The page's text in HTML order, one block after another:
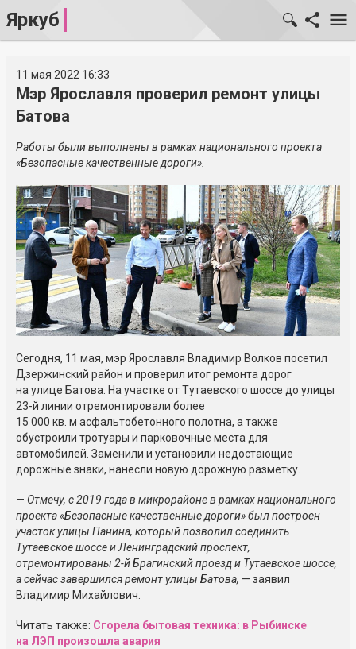
Яркуб
11 мая 2022 16:33
Мэр Ярославля проверил ремонт улицы
Батова
Работы были выполнены в рамках национального проекта
«Безопасные качественные дороги».
Сегодня, 11 мая, мэр Ярославля Владимир Волков посетил
Дзержинский район и проверил итог ремонта дорог
на улице Батова. На участке от Тутаевского шоссе до улицы
23-й линии отремонтировали более
15 000 кв. м асфальтобетонного полотна, а также
обустроили тротуары и парковочные места для
автомобилей. Заменили и установили недостающие
дорожные знаки, нанесли новую дорожную разметку.
— Отмечу, с 2019 года в микрорайоне в рамках национального
проекта «Безопасные качественные дороги» был построен
участок улицы Панина, который позволил соединить
Тутаевское шоссе и Ленинградский проспект,
отремонтированы 2-й Брагинский проезд и Тутаевское шоссе,
а сейчас завершился ремонт улицы Батова, — заявил
Владимир Михайлович.
Читать также: Сгорела бытовая техника: в Рыбинске
на ЛЭП произошла авария